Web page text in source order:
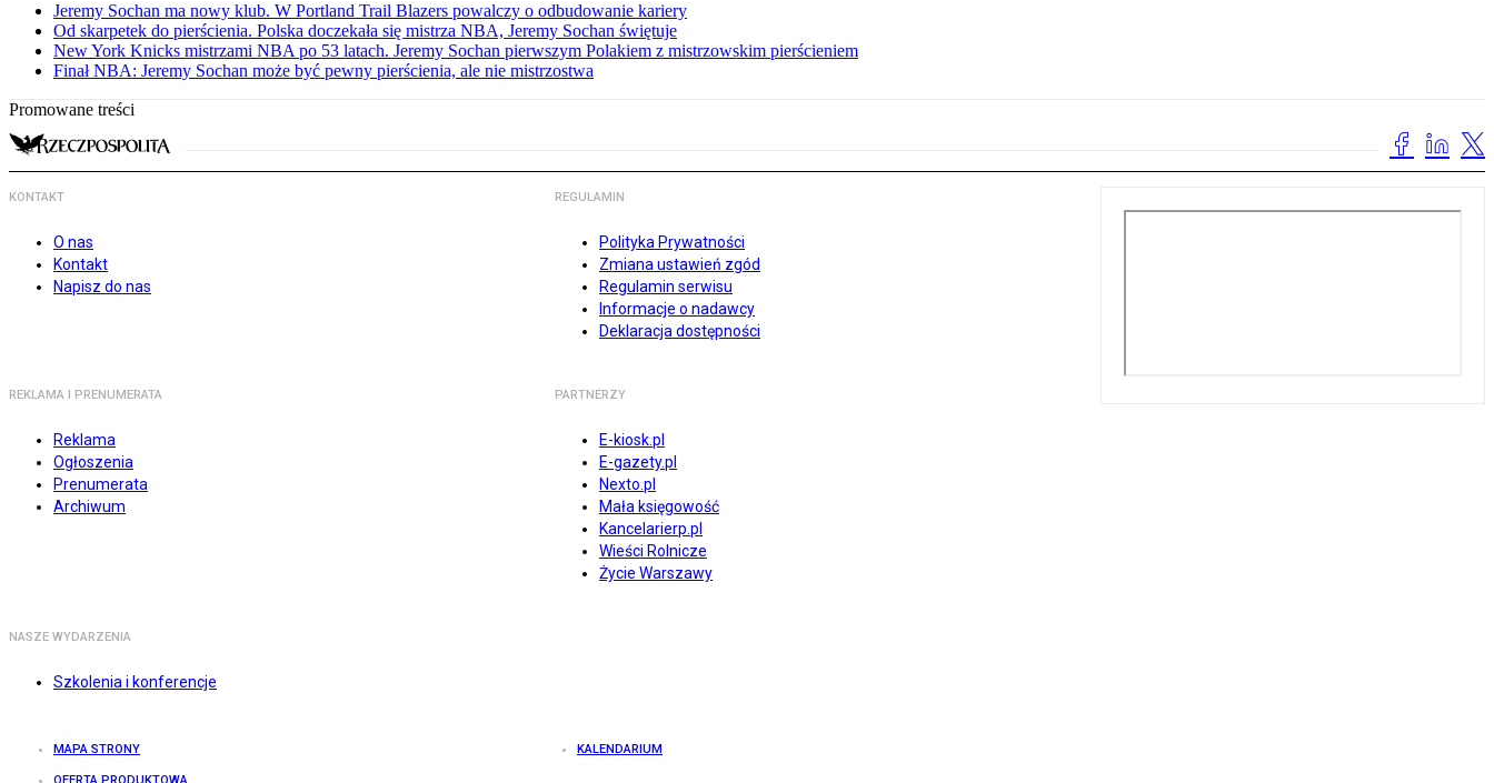
Jeremy Sochan ma nowy klub. W Portland Trail Blazers powalczy o odbudowanie kariery
Od skarpetek do pierścienia. Polska doczekała się mistrza NBA, Jeremy Sochan świętuje
New York Knicks mistrzami NBA po 53 latach. Jeremy Sochan pierwszym Polakiem z mistrzowskim pierścieniem
Finał NBA: Jeremy Sochan może być pewny pierścienia, ale nie mistrzostwa
Promowane treści
KONTAKT
O nas
Kontakt
Napisz do nas
REGULAMIN
Polityka Prywatności
Zmiana ustawień zgód
Regulamin serwisu
Informacje o nadawcy
Deklaracja dostępności
REKLAMA I PRENUMERATA
Reklama
Ogłoszenia
Prenumerata
Archiwum
PARTNERZY
E-kiosk.pl
E-gazety.pl
Nexto.pl
Mała księgowość
Kancelarierp.pl
Wieści Rolnicze
Życie Warszawy
NASZE WYDARZENIA
Szkolenia i konferencje
MAPA STRONY KALENDARIUM